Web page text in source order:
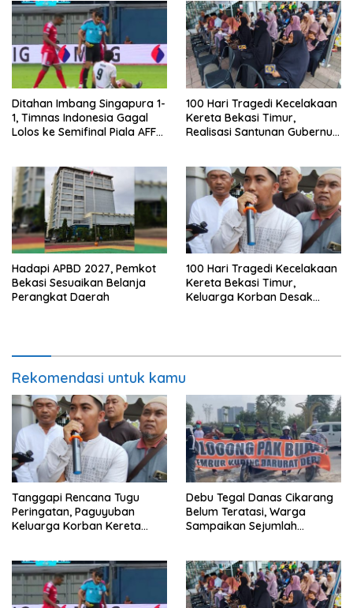
Keselamatan Lebih Dulu
Ditahan Imbang Singapura 1-
1, Timnas Indonesia Gagal
Lolos ke Semifinal Piala AFF
100 Hari Tragedi Kecelakaan
Kereta Bekasi Timur,
Realisasi Santunan Gubernur
Hadapi APBD 2027, Pemkot
Bekasi Sesuaikan Belanja
Perangkat Daerah
100 Hari Tragedi Kecelakaan
Kereta Bekasi Timur,
Keluarga Korban Desak
Rekomendasi untuk kamu
Tanggapi Rencana Tugu
Peringatan, Paguyuban
Keluarga Korban Kereta
Keselamatan Lebih Dulu
Debu Tegal Danas Cikarang
Belum Teratasi, Warga
Sampaikan Sejumlah